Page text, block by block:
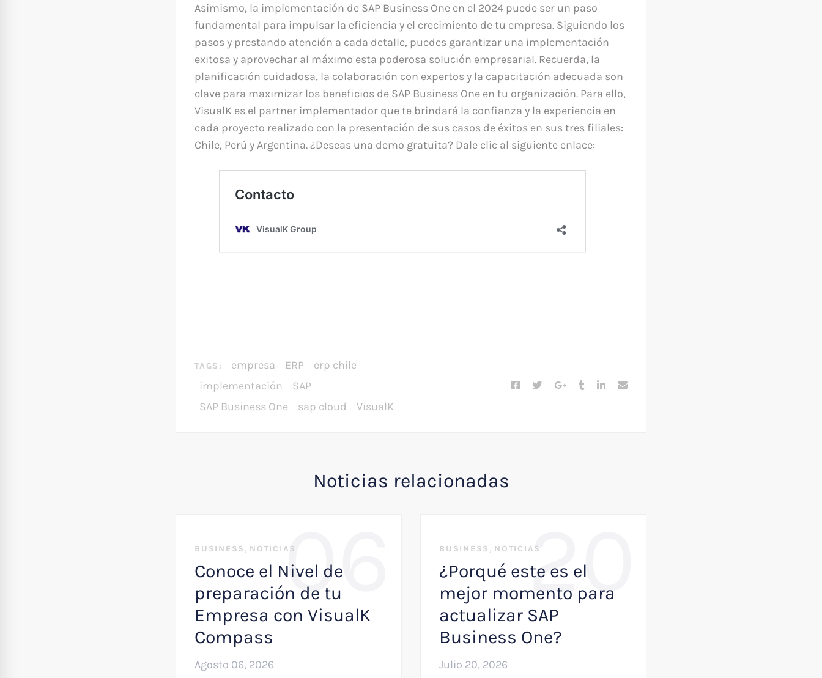
Asimismo, la implementación de SAP Business One en el 2024 puede ser un paso
fundamental para impulsar la eficiencia y el crecimiento de tu empresa. Siguiendo los
pasos y prestando atención a cada detalle, puedes garantizar una implementación
exitosa y aprovechar al máximo esta poderosa solución empresarial. Recuerda, la
planificación cuidadosa, la colaboración con expertos y la capacitación adecuada son
clave para maximizar los beneficios de SAP Business One en tu organización. Para ello,
VisualK es el partner implementador que te brindará la confianza y la experiencia en
cada proyecto realizado con la presentación de sus casos de éxitos en sus tres filiales:
Chile, Perú y Argentina. ¿Deseas una demo gratuita? Dale clic al siguiente enlace:
TAGS: empresa ERP
erp chile
implementación
SAP
SAP Business One
sap cloud VisualK
Noticias relacionadas
06
BUSINESS , NOTICIAS
Conoce el Nivel de
preparación de tu
Empresa con VisualK
Compass
Agosto 06, 2026
20
BUSINESS , NOTICIAS
¿Porqué este es el
mejor momento para
actualizar SAP
Business One?
Julio 20, 2026